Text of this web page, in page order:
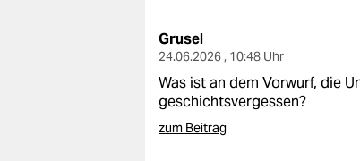
nord
wahrheit
verlag
Grusel
24.06.2026 , 10:48 Uhr
Was ist an dem Vorwurf, die
geschichtsvergessen?
zum Beitrag